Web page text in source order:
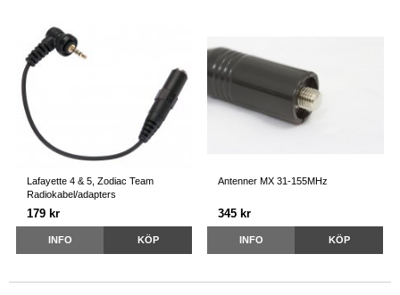
Lafayette 4 & 5, Zodiac Team
Radiokabel/adapters
179 kr
INFO KÖP
Antenner MX 31-155MHz
345 kr
INFO KÖP